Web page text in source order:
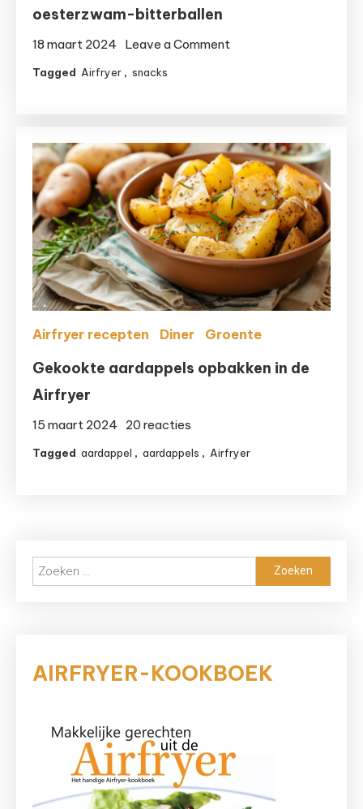
oesterzwam-bitterballen
18 maart 2024 Leave a Comment
assortiment
uit
met
oesterzwam-
bitterballen
Tagged Airfryer , snacks
Airfryer recepten Diner Groente
Gekookte aardappels opbakken in de
Airfryer
15 maart 2024 20 reacties
Gekookte
Airfryer
Tagged aardappel , aardappels , Airfryer
Zoeken
naar:
AIRFRYER-KOOKBOEK